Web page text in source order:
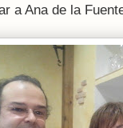
a Ana de la